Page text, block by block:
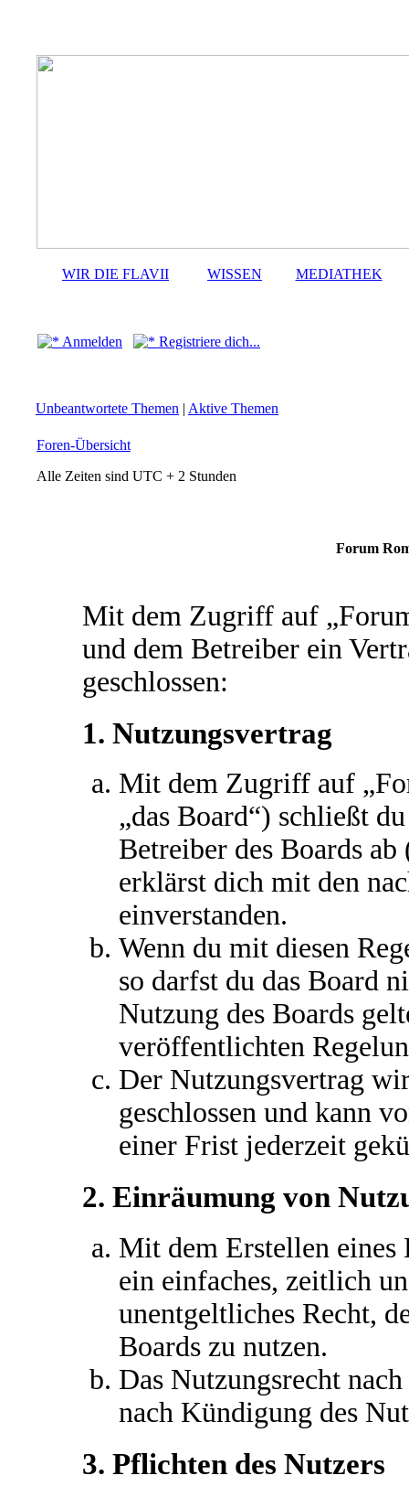
WIR DIE FLAVII WISSEN MEDIATHEK
Anmelden Registriere dich...
Unbeantwortete Themen | Aktive Themen
Foren-Übersicht
Alle Zeiten sind UTC + 2 Stunden
Forum
Mit dem Zugriff auf
und dem Betreiber ein
geschlossen:
1. Nutzungsvertrag
Mit dem Zugriff auf
„das Board“) schließt
Betreiber des Boards
erklärst dich mit den
einverstanden.
Wenn du mit diesen
so darfst du das Board
Nutzung des Boards
veröffentlichten
Der Nutzungsvertrag
geschlossen und kann
einer Frist jederzeit
2. Einräumung von
Mit dem Erstellen eines
ein einfaches, zeitlich
unentgeltliches Recht,
Boards zu nutzen.
Das Nutzungsrecht
nach Kündigung des
3. Pflichten des Nutzers